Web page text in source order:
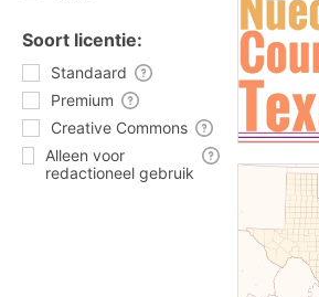
Soort licentie:
Standaard
Premium
Creative Commons
Alleen voor
redactioneel gebruik